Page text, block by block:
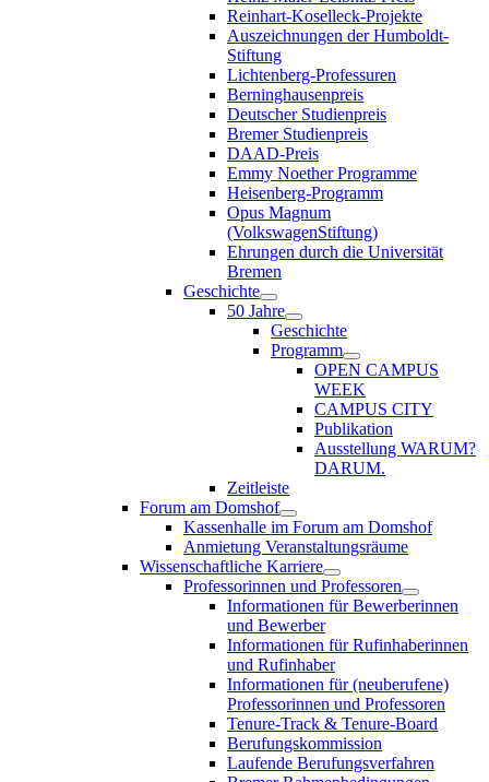
Reinhart-Koselleck-Projekte
Auszeichnungen der Humboldt-
Stiftung
Lichtenberg-Professuren
Berninghausenpreis
Deutscher Studienpreis
Bremer Studienpreis
DAAD-Preis
Emmy Noether Programme
Heisenberg-Programm
Opus Magnum
(VolkswagenStiftung)
Ehrungen durch die Universität
Bremen
Geschichte
50 Jahre
Geschichte
Programm
OPEN CAMPUS
WEEK
CAMPUS CITY
Publikation
Ausstellung WARUM?
DARUM.
Zeitleiste
Forum am Domshof
Kassenhalle im Forum am Domshof
Anmietung Veranstaltungsräume
Wissenschaftliche Karriere
Professorinnen und Professoren
Informationen für Bewerberinnen
und Bewerber
Informationen für Rufinhaberinnen
und Rufinhaber
Informationen für (neuberufene)
Professorinnen und Professoren
Tenure-Track & Tenure-Board
Berufungskommission
Laufende Berufungsverfahren